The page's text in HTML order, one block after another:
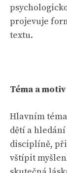
projevuje
textu.
Téma a motiv
Hlavním
dětí a
disciplíně,
vštípit